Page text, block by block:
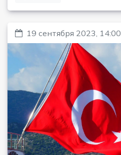
19 сентября 2023, 14:00